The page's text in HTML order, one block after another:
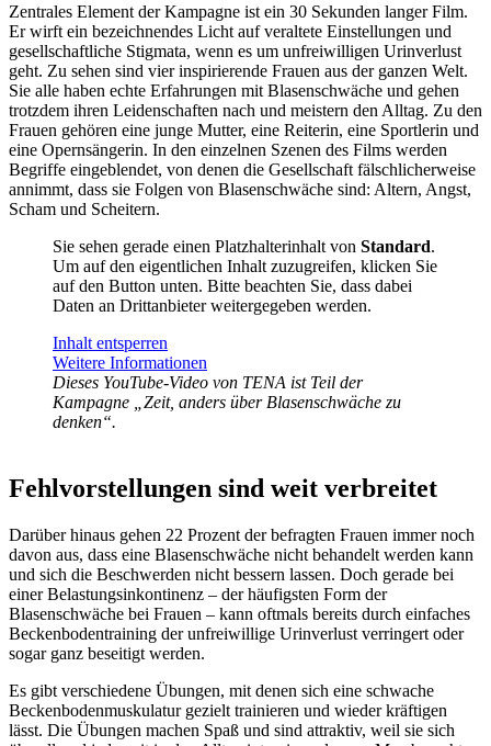
Zentrales Element der Kampagne ist ein 30 Sekunden langer Film.
Er wirft ein bezeichnendes Licht auf veraltete Einstellungen und
gesellschaftliche Stigmata, wenn es um unfreiwilligen Urinverlust
geht. Zu sehen sind vier inspirierende Frauen aus der ganzen Welt.
Sie alle haben echte Erfahrungen mit Blasenschwäche und gehen
trotzdem ihren Leidenschaften nach und meistern den Alltag. Zu den
Frauen gehören eine junge Mutter, eine Reiterin, eine Sportlerin und
eine Opernsängerin. In den einzelnen Szenen des Films werden
Begriffe eingeblendet, von denen die Gesellschaft fälschlicherweise
annimmt, dass sie Folgen von Blasenschwäche sind: Altern, Angst,
Scham und Scheitern.
Sie sehen gerade einen Platzhalterinhalt von Standard.
Um auf den eigentlichen Inhalt zuzugreifen, klicken Sie
auf den Button unten. Bitte beachten Sie, dass dabei
Daten an Drittanbieter weitergegeben werden.
Inhalt entsperren
Weitere Informationen
Dieses YouTube-Video von TENA ist Teil der
Kampagne „Zeit, anders über Blasenschwäche zu
denken“.
Fehlvorstellungen sind weit verbreitet
Darüber hinaus gehen 22 Prozent der befragten Frauen immer noch
davon aus, dass eine Blasenschwäche nicht behandelt werden kann
und sich die Beschwerden nicht bessern lassen. Doch gerade bei
einer Belastungsinkontinenz – der häufigsten Form der
Blasenschwäche bei Frauen – kann oftmals bereits durch einfaches
Beckenbodentraining der unfreiwillige Urinverlust verringert oder
sogar ganz beseitigt werden.
Es gibt verschiedene Übungen, mit denen sich eine schwache
Beckenbodenmuskulatur gezielt trainieren und wieder kräftigen
lässt. Die Übungen machen Spaß und sind attraktiv, weil sie sich